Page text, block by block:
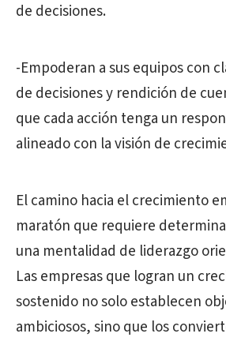
de decisiones.
-Empoderan a sus equipos con
de decisiones y rendición de
que cada acción tenga un
alineado con la visión de
El camino hacia el crecimiento
maratón que requiere
una mentalidad de liderazgo
Las empresas que logran un
sostenido no solo establecen
ambiciosos, sino que los